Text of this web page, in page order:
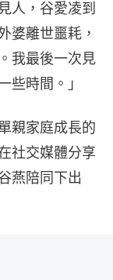
人，谷愛凌到
離世噩耗，
我最後一次見
些時間。」
親家庭成長的
社交媒體分享
燕陪同下出